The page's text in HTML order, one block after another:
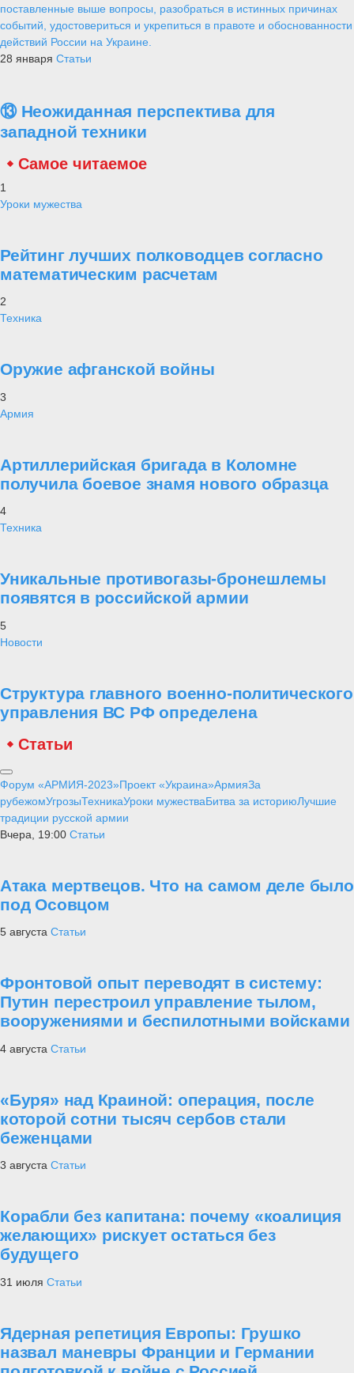
поставленные выше вопросы, разобраться в истинных причинах
событий, удостовериться и укрепиться в правоте и обоснованности
действий России на Украине.
28 января Статьи
⑬ Неожиданная перспектива для
западной техники
Самое читаемое
1
Уроки мужества
Рейтинг лучших полководцев согласно
математическим расчетам
2
Техника
Оружие афганской войны
3
Армия
Артиллерийская бригада в Коломне
получила боевое знамя нового образца
4
Техника
Уникальные противогазы-бронешлемы
появятся в российской армии
5
Новости
Структура главного военно-политического
управления ВС РФ определена
Статьи
Форум «АРМИЯ-2023»Проект «Украина»АрмияЗа
рубежомУгрозыТехникаУроки мужестваБитва за историюЛучшие
традиции русской армии
Вчера, 19:00 Статьи
Атака мертвецов. Что на самом деле было
под Осовцом
5 августа Статьи
Фронтовой опыт переводят в систему:
Путин перестроил управление тылом,
вооружениями и беспилотными войсками
4 августа Статьи
«Буря» над Краиной: операция, после
которой сотни тысяч сербов стали
беженцами
3 августа Статьи
Корабли без капитана: почему «коалиция
желающих» рискует остаться без
будущего
31 июля Статьи
Ядерная репетиция Европы: Грушко
назвал маневры Франции и Германии